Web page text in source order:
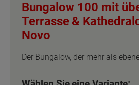
Bungalow 100 mit
Terrasse &
Novo
Der Bungalow, der mehr als